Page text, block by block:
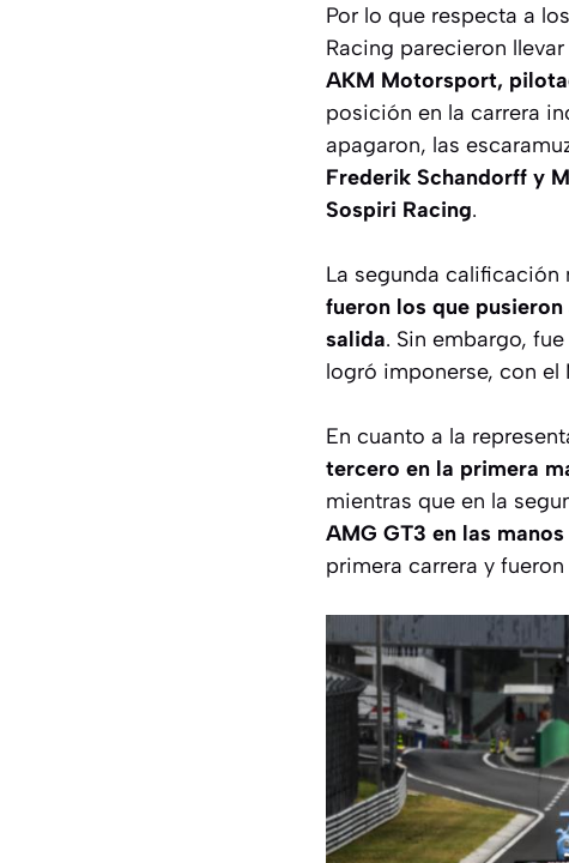
Por lo que respecta a
Racing parecieron
AKM Motorsport,
posición en la carrera
apagaron, las
Frederik Schandorff y
Sospiri Racing.
La segunda calificación
fueron los que
salida. Sin embargo,
logró imponerse, con
En cuanto a la
tercero en la primera
mientras que en la
AMG GT3 en las
primera carrera y